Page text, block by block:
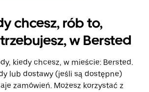
chcesz, rób to,
w Bersted
kiedy chcesz, w mieście: Bersted.
lub dostawy (jeśli są dostępne)
zamówień. Możesz korzystać z